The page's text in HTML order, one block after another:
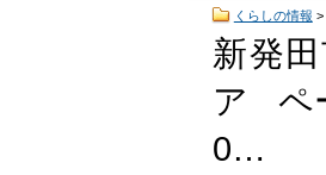
くらしの情報 >
新発
ア ペ
0…